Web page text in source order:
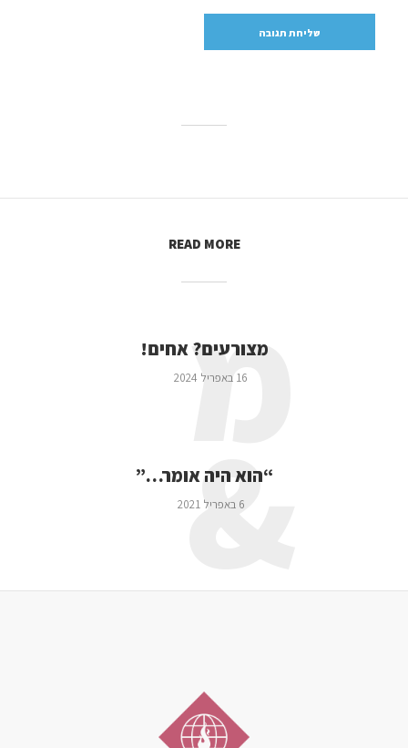
READ MORE
מצורעים? אחים!
16 באפריל 2024
מ
“הוא היה אומר…”
6 באפריל 2021
&